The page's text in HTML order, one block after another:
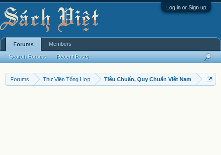
Log in or Sign up
Forums Thư Viện Tổng Hợp Tiêu Chuẩn, Quy Chuẩn Việt Nam
Forums
Search Forums Recent Posts
Members